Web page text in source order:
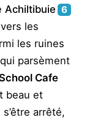
Achiltibuie 6
les
les ruines
parsèment
Cafe
beau et
arrêté,